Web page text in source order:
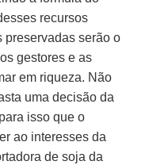
recursos
preservadas serão o
gestores e as
em riqueza. Não
uma decisão da
isso que o
ao interesses da
de soja da